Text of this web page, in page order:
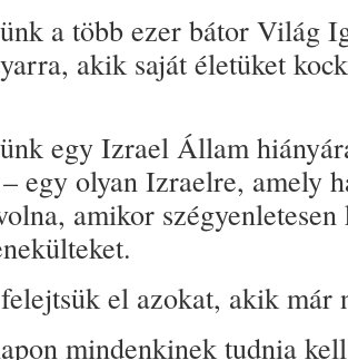
a több ezer bátor Világ
akik saját életüket
egy Izrael Állam
egy olyan Izraelre, amely
amikor
el azokat, akik már
mindenkinek tudnia